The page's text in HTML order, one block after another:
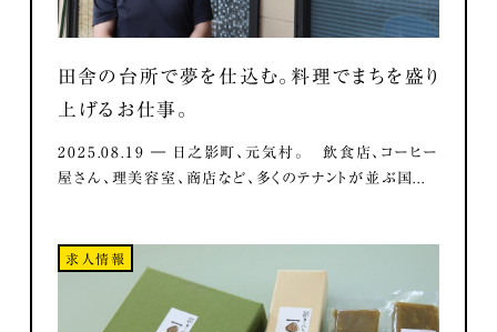
田舎の台所で夢を仕込む。料理でまちを盛り
上げるお仕事。
2025.08.19 ― 日之影町、元気村。 飲食店、コーヒー
屋さん、理美容室、商店など、多くのテナントが並ぶ国...
求人情報